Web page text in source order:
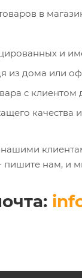
в
и
из дома или
с
качества
пишите нам, и